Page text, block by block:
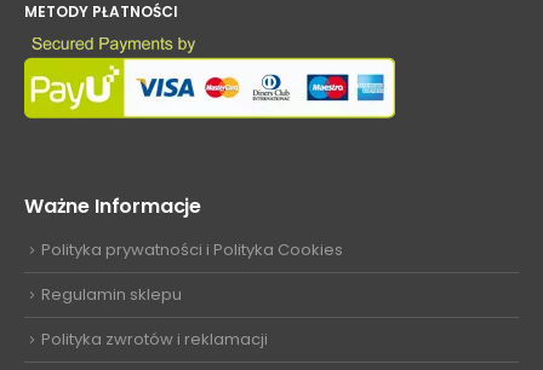
METODY PŁATNOŚCI
Ważne Informacje
Polityka prywatności i Polityka Cookies
Regulamin sklepu
Polityka zwrotów i reklamacji